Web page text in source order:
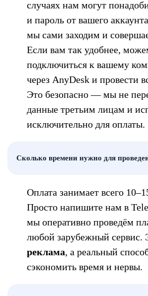
случаях нам могут
и пароль от вашего
мы сами заходим и
Если вам так удобнее,
подключиться к вашему
через AnyDesk и провести
Это безопасно — мы не
данные третьим лицам и
исключительно для оплаты.
Сколько времени нужно для
Оплата занимает всего
Просто напишите нам в
мы оперативно проведём
любой зарубежный сервис.
реклама, а реальный
сэкономить время и нервы.